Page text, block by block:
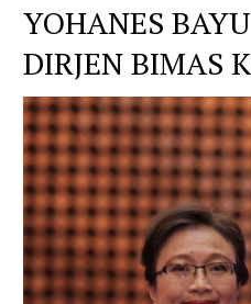
YOHANES
DIRJEN BIMAS